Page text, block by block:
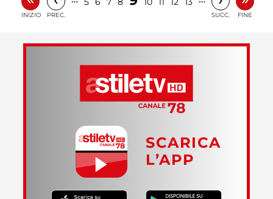
INIZIO PREC. SUCC. FINE
SCARICA
L’APP